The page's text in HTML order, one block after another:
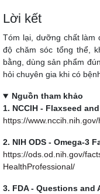
Lời kết
Tóm lại, dưỡng chất làm
độ chăm sóc tổng thể,
bằng, dùng sản phẩm
hỏi chuyên gia khi có
Nguồn tham khảo
1. NCCIH - Flaxseed
https://
2. NIH ODS - Omega-3
https://ods.od.nih.gov/
HealthProfessional/
3. FDA - Questions and